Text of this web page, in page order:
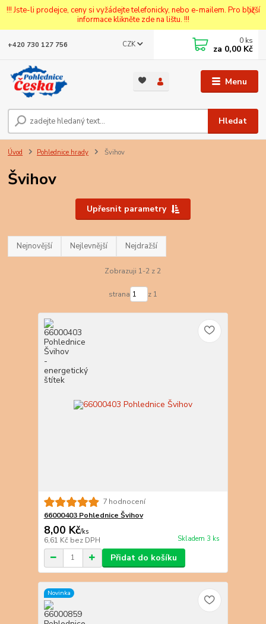
!!! Jste-li prodejce, ceny si vyžádejte telefonicky, nebo e-mailem. Pro bližší
informace klikněte zde na lištu. !!!
Menu
CZK
Hledat
+420 730 127 756 0 ks
za 0,00 Kč
Úvod Pohlednice hrady Švihov
Švihov
Upřesnit parametry
Nejnovější Nejlevnější Nejdražší
Zobrazuji 1-2 z 2
strana z 1
7 hodnocení
66000403 Pohlednice Švihov
8,00 Kč/ks
6,61 Kč bez DPH Skladem 3 ks
Přidat do košíku
Novinka